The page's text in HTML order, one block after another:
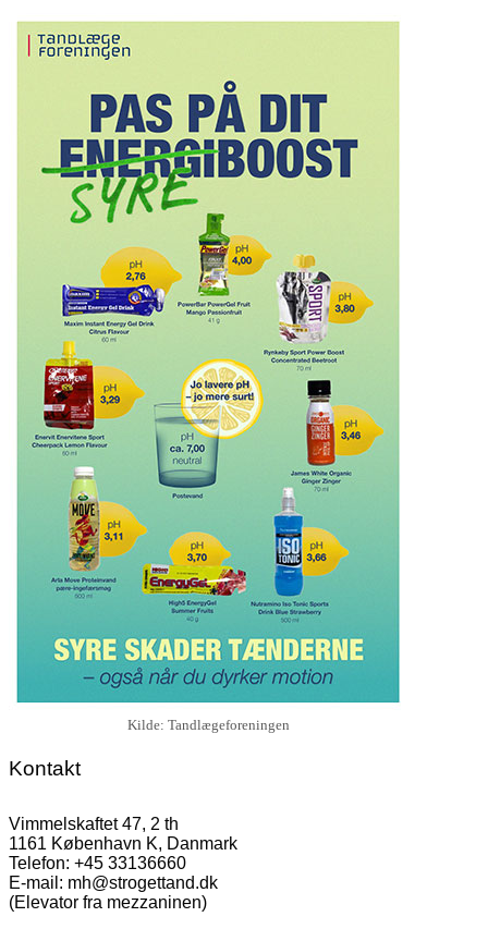
Kilde: Tandlægeforeningen
Kontakt
Vimmelskaftet 47, 2 th
1161 København K, Danmark
Telefon: +45 33136660
E-mail: mh@strogettand.dk
(Elevator fra mezzaninen)